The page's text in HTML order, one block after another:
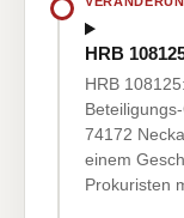
HRB
HRB
74172
einem
Prokuristen